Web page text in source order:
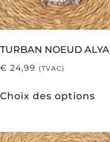
TURBAN NOEUD ALYA
€ 24,99 (TVAC)
Choix des options